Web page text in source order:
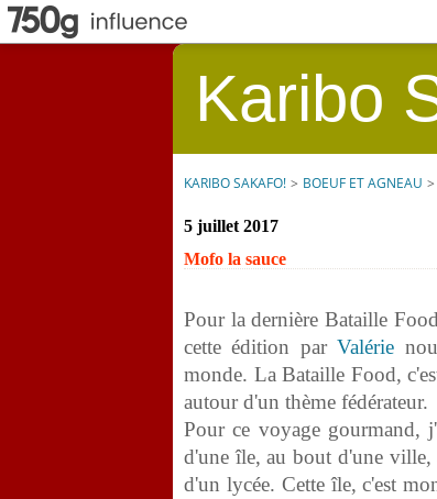
Karibo
KARIBO SAKAFO! > BOEUF ET AGNEAU >
5 juillet 2017
Mofo la sauce
Pour la dernière Bataille
cette édition parValérie
monde. La Bataille Food,
autour d'un thème fédérateur.
Pour ce voyage gourmand,
d'une île, au bout d'une
d'un lycée. Cette île, c'est